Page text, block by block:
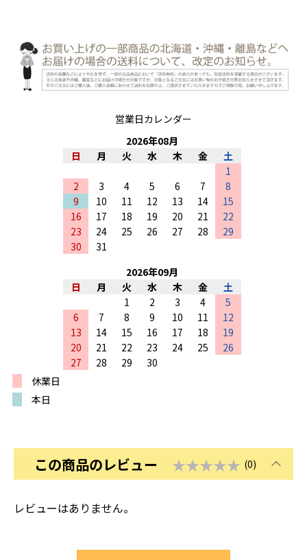
営業日カレンダー
2026年08月
日
月 火 水 木 金
土
1
2
3 4 5 6 7
8
9
10 11 12 13 14
15
16
17 18 19 20 21
22
23
24 25 26 27 28
29
30
31
2026年09月
日
月 火 水 木 金
土
1
2 3 4
5
6
7 8 9 10 11
12
13
14 15 16 17 18
19
20
21 22 23 24 25
26
27
28 29
30
休業日
本日
この商品のレビュー ★★★★★ (0)
レビューはありません。